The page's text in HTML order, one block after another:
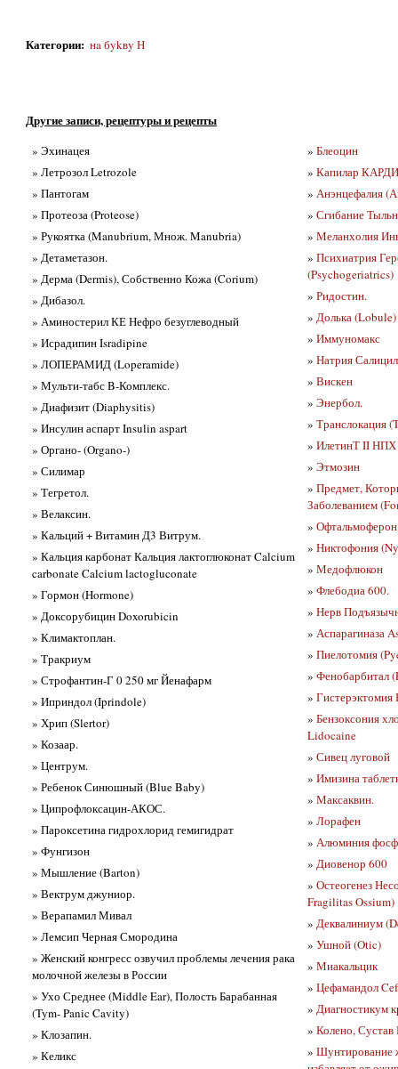
Категории: нa бykвy Н
Другие записи, рецептуры и рецепты
» Эхинацея
» Летрозол Letrozole
» Пантогам
» Протеоза (Proteose)
» Рукоятка (Manubrium, Множ. Manubria)
» Детаметазон.
» Дерма (Dermis), Собственно Кожа (Corium)
» Дибазол.
» Аминостерил КЕ Нефро безуглеводный
» Исрадипин Isradipine
» ЛОПЕРАМИД (Loperamide)
» Мульти-табс B-Комплекс.
» Диафизит (Diaphysitis)
» Инсулин аспарт Insulin aspart
» Органо- (Organo-)
» Силимар
» Тегретол.
» Велаксин.
» Кальций + Витамин Д3 Витрум.
» Кальция карбонат Кальция лактоглюконат Calcium
carbonate Calcium lactogluconate
» Гормон (Hormone)
» Доксорубицин Doxorubicin
» Климактоплан.
» Тракриум
» Строфантин-Г 0 250 мг Йенафарм
» Иприндол (Iprindole)
» Хрип (Slertor)
» Козаар.
» Центрум.
» Ребенок Синюшный (Blue Baby)
» Ципрофлоксацин-АКОС.
» Пароксетина гидрохлорид гемигидрат
» Фунгизон
» Мышление (Barton)
» Вектрум джуниор.
» Верапамил Мивал
» Лемсип Черная Смородина
» Женский конгресс озвучил проблемы лечения рака
молочной железы в России
» Ухо Среднее (Middle Ear), Полость Барабанная
(Tym- Panic Cavity)
» Клозапин.
» Келикс
» Блеоцин
» Капилар
» Анэнцефалия
» Сгибание
» Меланхолия
» Психиатрия
(Psychogeriatrics)
» Ридостин.
» Долька (Lobule)
» Иммуномакс
» Натрия
» Вискен
» Энербол.
» Транслокация
» ИлетинТ II НПХ
» Этмозин
» Предмет,
Заболеванием
»
» Никтофония
» Медофлюкон
» Флебодиа 600.
» Нерв
» Аспарагиназа
» Пиелотомия
» Фенобарбитал
» Гистерэктомия
» Бензоксония
Lidocaine
» Сивец луговой
» Имизина
» Максаквин.
» Лорафен
» Алюминия
» Диовенор 600
» Остеогенез
Fragilitas Ossium)
» Деквалиниум
» Ушной (Otic)
» Миакальцик
» Цефамандол
» Диагностикум
» Колено,
» Шунтирование